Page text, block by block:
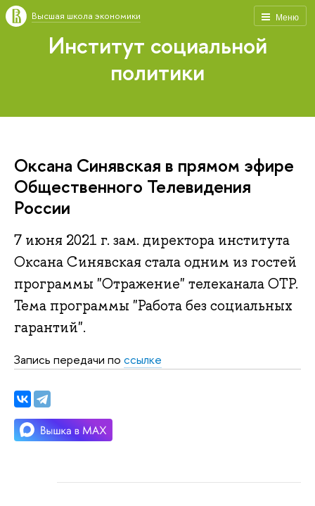
Меню
Высшая школа экономики
Институт социальной
политики
Оксана Синявская в прямом эфире
Общественного Телевидения
России
7 июня 2021 г. зам. директора института
Оксана Синявская стала одним из гостей
программы "Отражение" телеканала ОТР.
Тема программы "Работа без социальных
гарантий".
Запись передачи по ссылке